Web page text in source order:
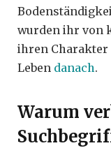
wurden ihr von
ihren Charakter
Leben danach.
Warum